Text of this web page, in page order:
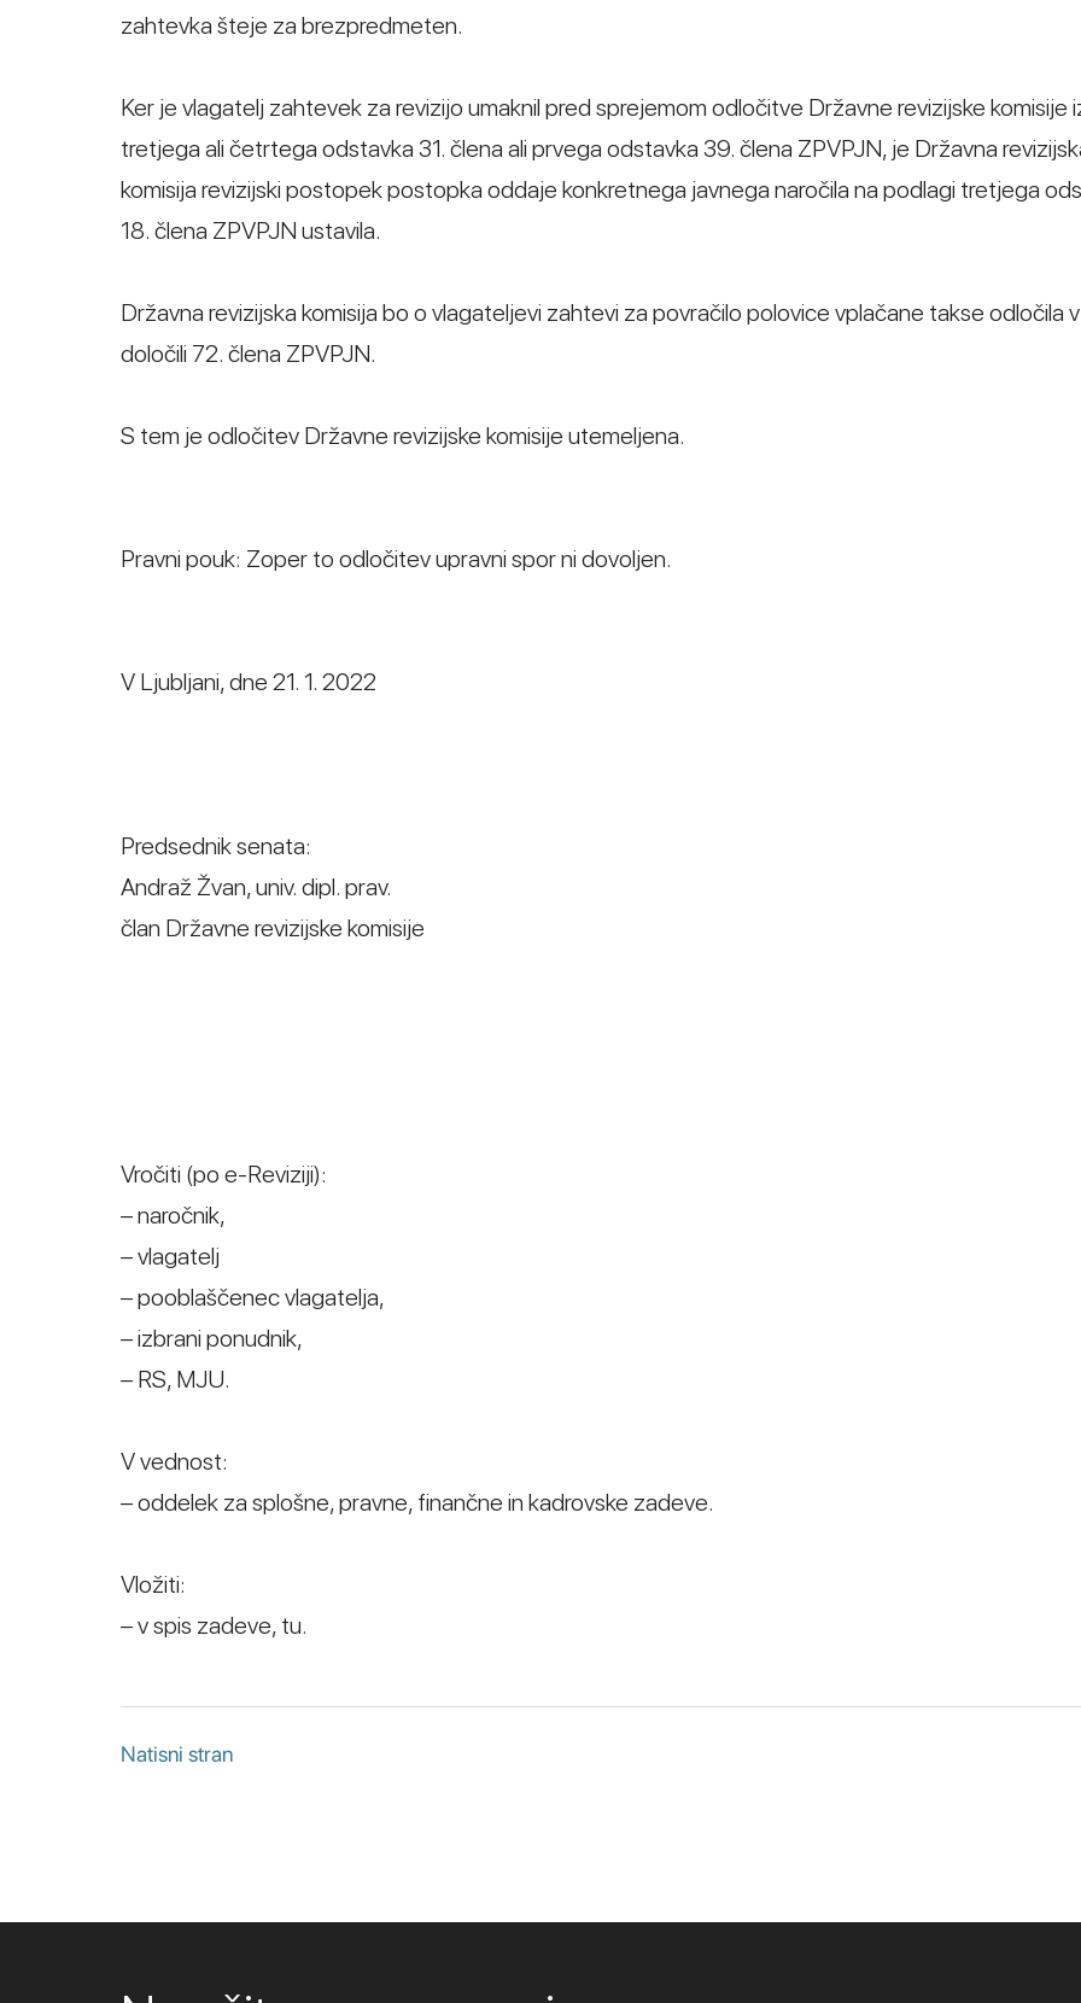
zahtevka šteje za brezpredmeten.
Ker je vlagatelj zahtevek za revizijo umaknil pred sprejemom odločitve Državne revizijske komisije
tretjega ali četrtega odstavka 31. člena ali prvega odstavka 39. člena ZPVPJN, je Državna
komisija revizijski postopek postopka oddaje konkretnega javnega naročila na podlagi tretjega
18. člena ZPVPJN ustavila.
Državna revizijska komisija bo o vlagateljevi zahtevi za povračilo polovice vplačane takse odločila
določili 72. člena ZPVPJN.
S tem je odločitev Državne revizijske komisije utemeljena.
Pravni pouk: Zoper to odločitev upravni spor ni dovoljen.
V Ljubljani, dne 21. 1. 2022
Predsednik senata:
Andraž Žvan, univ. dipl. prav.
član Državne revizijske komisije
Vročiti (po e-Reviziji):
– naročnik,
– vlagatelj
– pooblaščenec vlagatelja,
– izbrani ponudnik,
– RS, MJU.
V vednost:
– oddelek za splošne, pravne, finančne in kadrovske zadeve.
Vložiti:
– v spis zadeve, tu.
Natisni stran